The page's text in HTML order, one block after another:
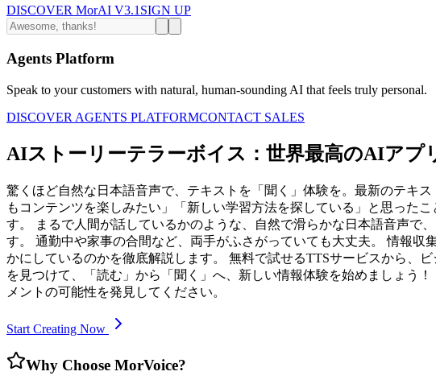
DISCOVER MorAI V3.1 SIGN UP
Agents Platform
Speak to your customers with natural, human-sounding AI that feels truly personal.
DISCOVER AGENTS PLATFORMCONTACT SALES
AIストーリーテラーボイス：世界最高のAIアプ
驚くほど自然な日本語音声で、テキストを「聞く」体験を。最新のテキ
もコンテンツを楽しみたい」「新しい学習方法を探している」と思った
す。 まるで人間が話しているかのような、自然で滑らかな日本語音声で
す。 通勤中や家事の合間など、両手がふさがっていても大丈夫。 情報
かにしているのかを徹底解説します。 無料で試せるTTSサービスから、
を見つけて、「読む」から「聞く」へ、新しい情報体験を始めましょう
メントの可能性を発見してください。
Start Creating Now
Why Choose MorVoice?